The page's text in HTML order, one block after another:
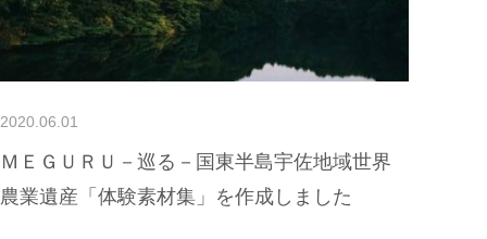
2020.06.01
ＭＥＧＵＲＵ－巡る－国東半島宇佐地域世界
農業遺産「体験素材集」を作成しました